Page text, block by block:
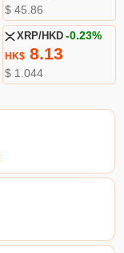
$ 45.86
XRP/HKD -0.23%
HK$8.13
$ 1.044